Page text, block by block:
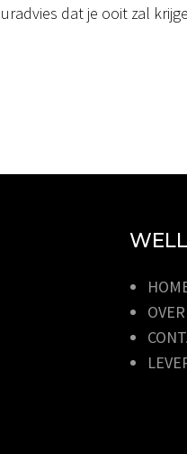
dat je ooit zal